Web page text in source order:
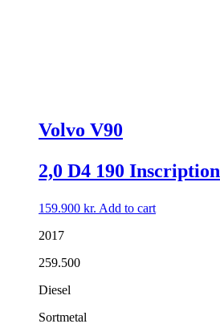
Volvo V90
2,0 D4 190 Inscription
159.900 kr. Add to cart
2017
259.500
Diesel
Sortmetal